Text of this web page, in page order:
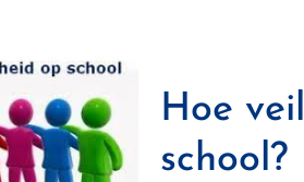
Hoe
school?